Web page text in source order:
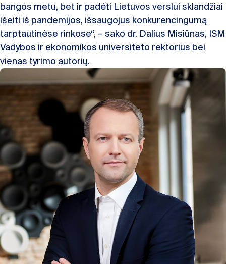
bangos metu, bet ir padėti Lietuvos verslui sklandžiai
išeiti iš pandemijos, išsaugojus konkurencingumą
tarptautinėse rinkose“, – sako dr. Dalius Misiūnas, ISM
Vadybos ir ekonomikos universiteto rektorius bei
vienas tyrimo autorių.